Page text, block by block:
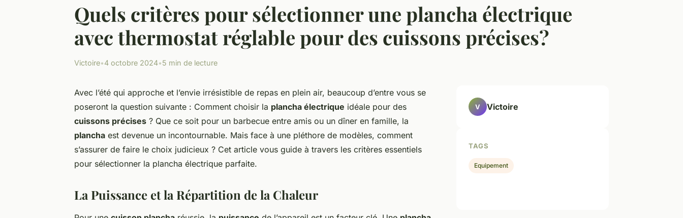
Quels critères pour sélectionner une plancha électrique
avec thermostat réglable pour des cuissons précises?
Victoire•4 octobre 2024•5 min de lecture
Avec l’été qui approche et l’envie irrésistible de repas en plein air, beaucoup d’entre vous se
poseront la question suivante : Comment choisir la plancha électrique idéale pour des
cuissons précises ? Que ce soit pour un barbecue entre amis ou un dîner en famille, la
plancha est devenue un incontournable. Mais face à une pléthore de modèles, comment
s’assurer de faire le choix judicieux ? Cet article vous guide à travers les critères essentiels
pour sélectionner la plancha électrique parfaite.
La Puissance et la Répartition de la Chaleur
V Victoire
TAGS
Equipement